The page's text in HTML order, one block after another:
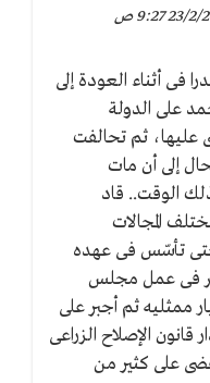
فى أثناء العودة إلى
على الدولة
عليها، ثم تحالفت
إلى أن مات
الوقت.. قاد
المجالات
حتى تأسّس فى عهده
فى عمل مجلس
ممثليه ثم أجبر على
الإصلاح الزراعى
ثم جاءت نكسة 67 لتقضى على كثير من